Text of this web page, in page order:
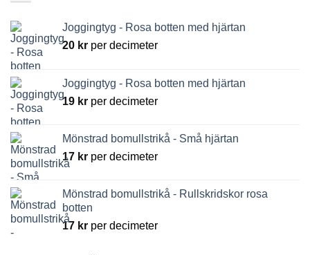
Joggingtyg - Rosa botten med hjärtan
20 kr per decimeter
Joggingtyg - Rosa botten med hjärtan
19 kr per decimeter
Mönstrad bomullstrikå - Små hjärtan
17 kr per decimeter
Mönstrad bomullstrikå - Rullskridskor rosa
botten
17 kr per decimeter